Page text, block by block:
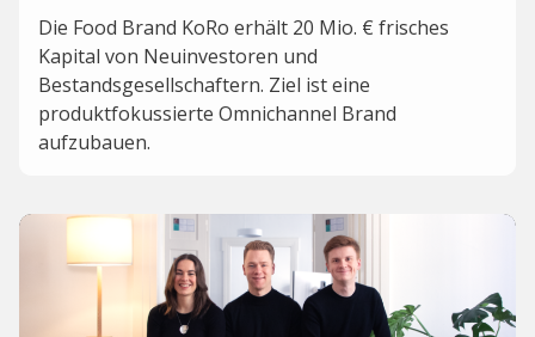
Die Food Brand KoRo erhält 20 Mio. € frisches
Kapital von Neuinvestoren und
Bestandsgesellschaftern. Ziel ist eine
produktfokussierte Omnichannel Brand
aufzubauen.